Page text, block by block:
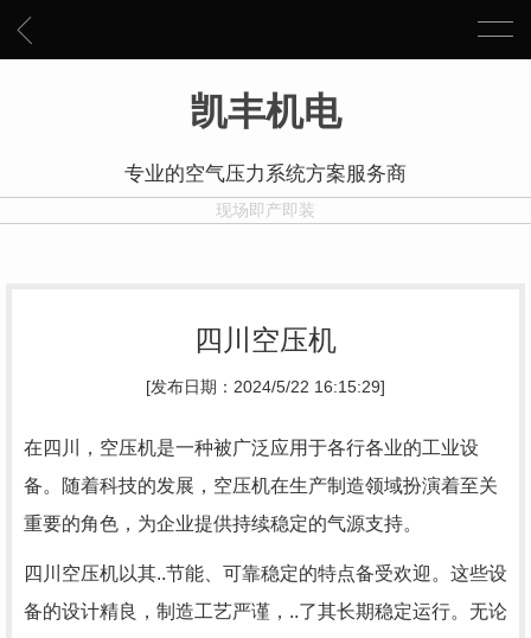
凯丰机电
专业的空气压力系统方案服务商
现场即产即装
四川空压机
[发布日期：2024/5/22 16:15:29]
在四川，空压机是一种被广泛应用于各行各业的工业设
备。随着科技的发展，空压机在生产制造领域扮演着至关
重要的角色，为企业提供持续稳定的气源支持。
四川空压机以其..节能、可靠稳定的特点备受欢迎。这些设
备的设计精良，制造工艺严谨，..了其长期稳定运行。无论